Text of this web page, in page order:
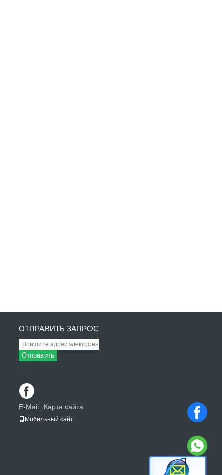
ОТПРАВИТЬ ЗАПРОС
Отправить
E-Mail | Карта сайта
Мобильный сайт